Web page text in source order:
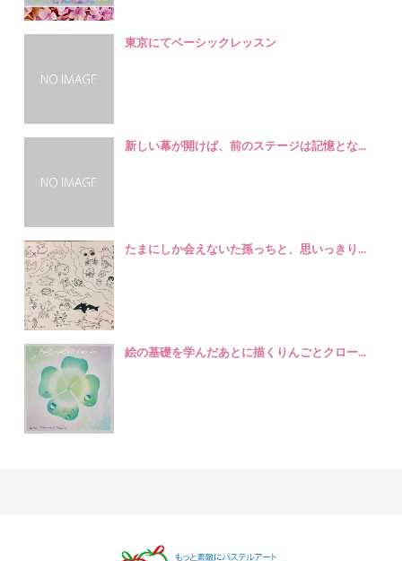
東京にてベーシックレッスン
新しい幕が開けば、前のステージは記憶とな...
たまにしか会えないた孫っちと、思いっきり...
絵の基礎を学んだあとに描くりんごとクロー...